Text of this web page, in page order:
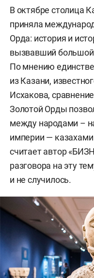
В октябре столица
приняла
Орда: история и
вызвавший
По мнению
из Казани,
Исхакова,
Золотой Орды
между народами –
империи —
считает автор
разговора на эту
и не случилось.